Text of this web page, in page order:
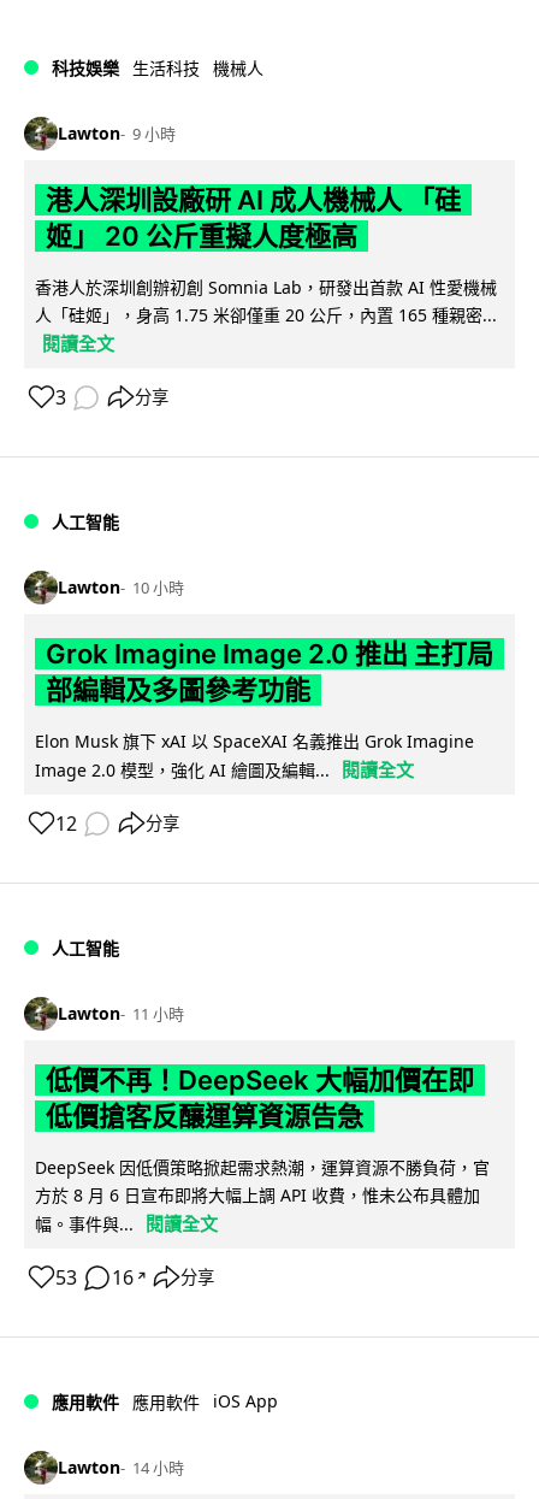
科技娛樂 生活科技 機械人
Lawton 9 小時
港人深圳設廠研 AI 成人機械人 「硅
姬」 20 公斤重擬人度極高
香港人於深圳創辦初創 Somnia Lab，研發出首款 AI 性愛機械
人「硅姬」，身高 1.75 米卻僅重 20 公斤，內置 165 種親密...
閱讀全文
3 分享
人工智能
Lawton 10 小時
Grok Imagine Image 2.0 推出 主打局
部編輯及多圖參考功能
Elon Musk 旗下 xAI 以 SpaceXAI 名義推出 Grok Imagine
Image 2.0 模型，強化 AI 繪圖及編輯...
閱讀全文
12 分享
人工智能
Lawton 11 小時
低價不再！DeepSeek 大幅加價在即
低價搶客反釀運算資源告急
DeepSeek 因低價策略掀起需求熱潮，運算資源不勝負荷，官
方於 8 月 6 日宣布即將大幅上調 API 收費，惟未公布具體加
幅。事件與...
閱讀全文
53 16 ↗ 分享
應用軟件 應用軟件 iOS App
Lawton 14 小時